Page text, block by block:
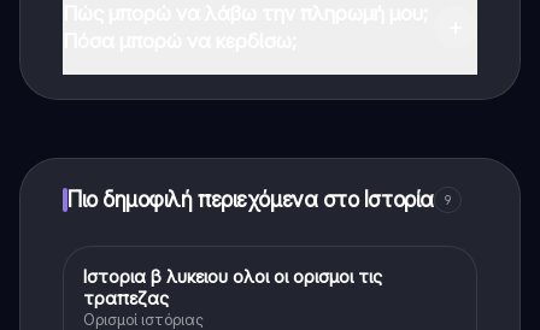
Πιο δημοφιλή περιεχόμενα στο Ιστορία 9
Ιστορία
Ιστορια β λυκειου ολοι οι ορισμοι τις
τραπεζας
Ορισμοί ιστόριας